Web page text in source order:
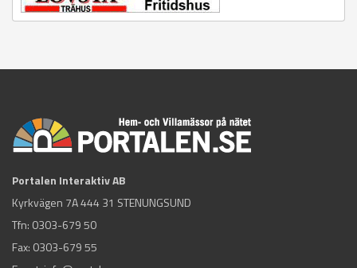
Portalen Interaktiv AB
Kyrkvägen 7A 444 31 STENUNGSUND
Tfn: 0303-679 50
Fax: 0303-679 55